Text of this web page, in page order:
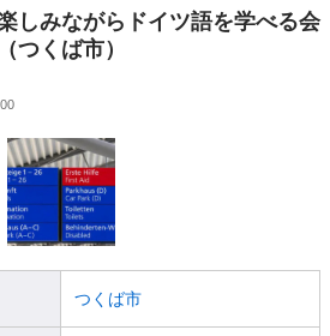
しみながらドイツ語を学べる会
つくば市）
つくば市